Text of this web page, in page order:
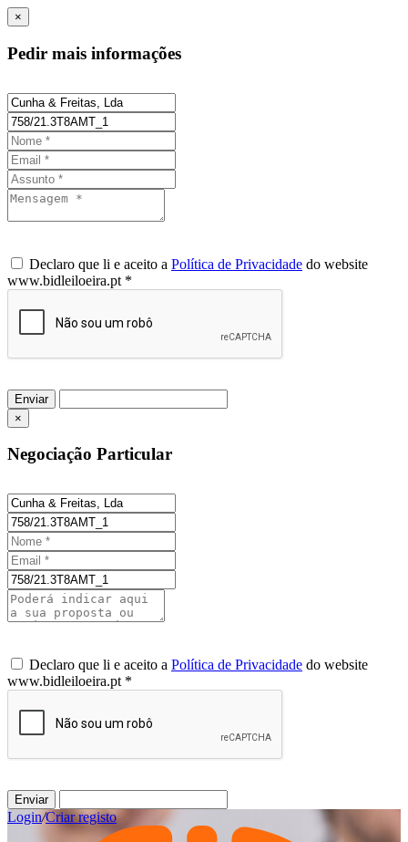
×
Pedir mais informações
Declaro que li e aceito a Política de Privacidade do website
www.bidleiloeira.pt *
Enviar
×
Negociação Particular
Declaro que li e aceito a Política de Privacidade do website
www.bidleiloeira.pt *
Enviar
Login/Criar registo